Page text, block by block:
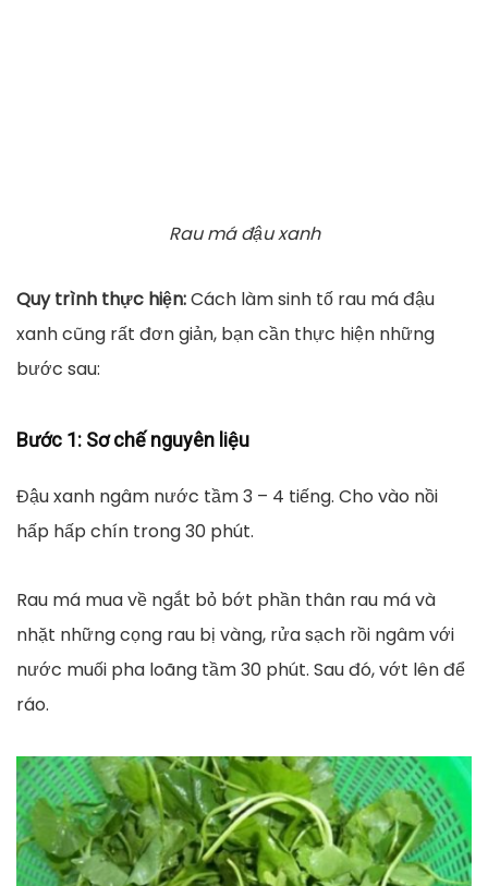
Rau má đậu xanh
Quy trình thực hiện:Cách làm sinh tố rau má đậu
xanh cũng rất đơn giản, bạn cần thực hiện những
bước sau:
Bước 1: Sơ chế nguyên liệu
Đậu xanh ngâm nước tầm 3 – 4 tiếng. Cho vào nồi
hấp hấp chín trong 30 phút.
Rau má mua về ngắt bỏ bớt phần thân rau má và
nhặt những cọng rau bị vàng, rửa sạch rồi ngâm với
nước muối pha loãng tầm 30 phút. Sau đó, vớt lên để
ráo.